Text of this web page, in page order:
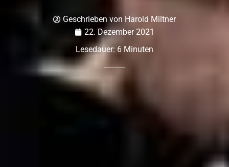
Geschrieben von Harold Miltner
22. Dezember 2021
Lesedauer: 6 Minuten